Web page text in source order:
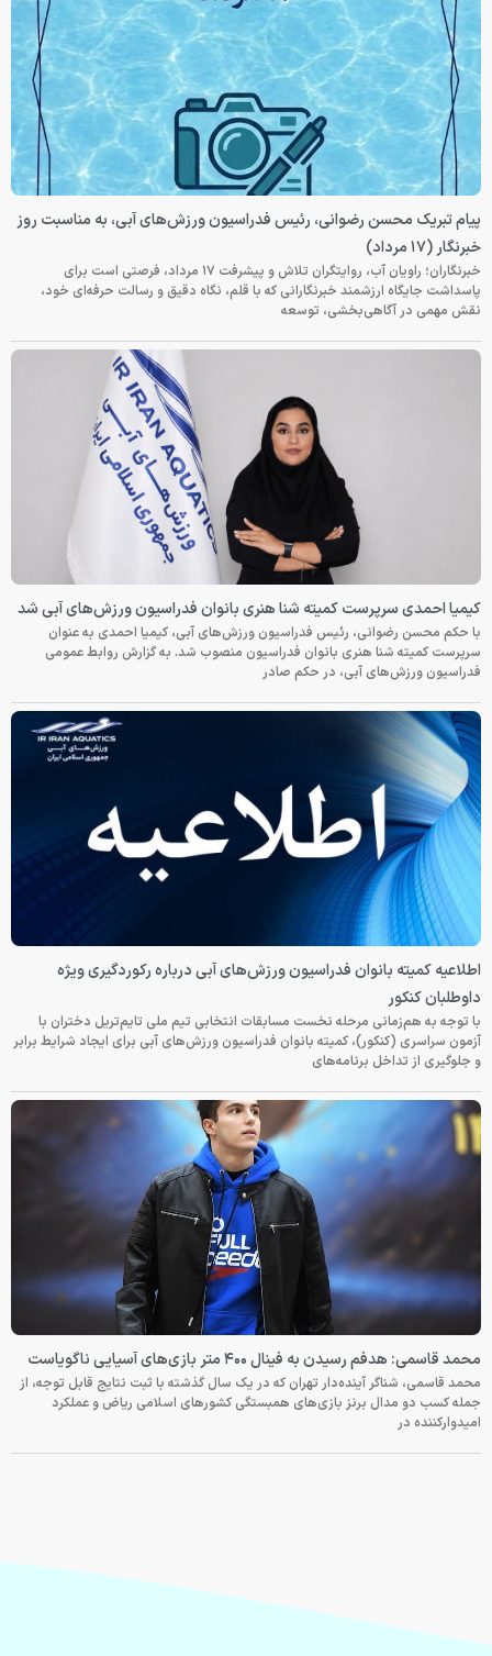
پیام تبریک محسن رضوانی، رئیس فدراسیون ورزش‌های آبی، به مناسبت روز
خبرنگار (۱۷ مرداد)
خبرنگاران؛ راویان آب، روایتگران تلاش و پیشرفت ۱۷ مرداد، فرصتی است برای
پاسداشت جایگاه ارزشمند خبرنگارانی که با قلم، نگاه دقیق و رسالت حرفه‌ای خود،
نقش مهمی در آگاهی‌بخشی، توسعه
کیمیا احمدی سرپرست کمیته شنا هنری بانوان فدراسیون ورزش‌های آبی شد
با حکم محسن رضوانی، رئیس فدراسیون ورزش‌های آبی، کیمیا احمدی به عنوان
سرپرست کمیته شنا هنری بانوان فدراسیون منصوب شد. به گزارش روابط عمومی
فدراسیون ورزش‌های آبی، در حکم صادر
اطلاعیه کمیته بانوان فدراسیون ورزش‌های آبی درباره رکوردگیری ویژه
داوطلبان کنکور
با توجه به هم‌زمانی مرحله نخست مسابقات انتخابی تیم ملی تایم‌تریل دختران با
آزمون سراسری (کنکور)، کمیته بانوان فدراسیون ورزش‌های آبی برای ایجاد شرایط برابر
و جلوگیری از تداخل برنامه‌های
محمد قاسمی: هدفم رسیدن به فینال ۴۰۰ متر بازی‌های آسیایی ناگویاست
محمد قاسمی، شناگر آینده‌دار تهران که در یک سال گذشته با ثبت نتایج قابل توجه، از
جمله کسب دو مدال برنز بازی‌های همبستگی کشورهای اسلامی ریاض و عملکرد
امیدوارکننده در